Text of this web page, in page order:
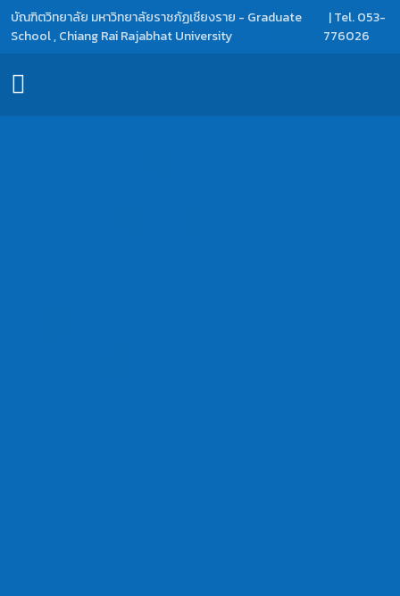
บัณฑิตวิทยาลัย มหาวิทยาลัยราชภัฏเชียงราย - Graduate
School , Chiang Rai Rajabhat University
| Tel. 053-
776026